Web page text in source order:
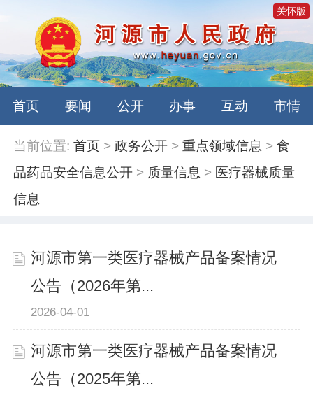
关怀版
首页 要闻 公开 办事 互动 市情
当前位置: 首页 >政务公开 >重点领域信息 >食
品药品安全信息公开 > 质量信息 > 医疗器械质量
信息
河源市第一类医疗器械产品备案情况
公告（2026年第...
2026-04-01
河源市第一类医疗器械产品备案情况
公告（2025年第...